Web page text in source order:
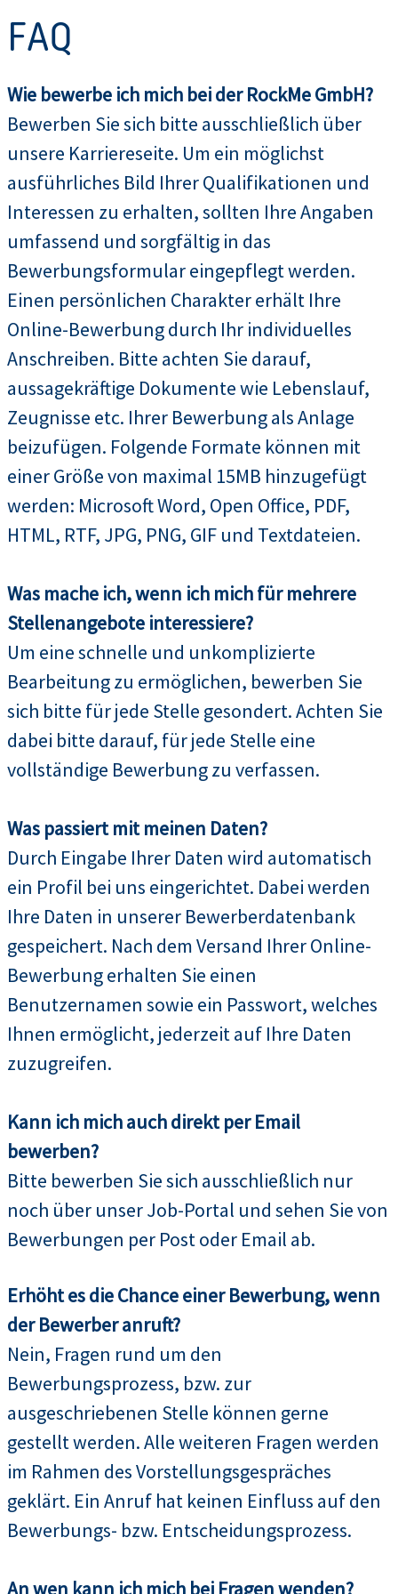
FAQ
Wie bewerbe ich mich bei der RockMe GmbH?
Bewerben Sie sich bitte ausschließlich über
unsere Karriereseite. Um ein möglichst
ausführliches Bild Ihrer Qualifikationen und
Interessen zu erhalten, sollten Ihre Angaben
umfassend und sorgfältig in das
Bewerbungsformular eingepflegt werden.
Einen persönlichen Charakter erhält Ihre
Online-Bewerbung durch Ihr individuelles
Anschreiben. Bitte achten Sie darauf,
aussagekräftige Dokumente wie Lebenslauf,
Zeugnisse etc. Ihrer Bewerbung als Anlage
beizufügen. Folgende Formate können mit
einer Größe von maximal 15MB hinzugefügt
werden: Microsoft Word, Open Office, PDF,
HTML, RTF, JPG, PNG, GIF und Textdateien.
Was mache ich, wenn ich mich für mehrere
Stellenangebote interessiere?
Um eine schnelle und unkomplizierte
Bearbeitung zu ermöglichen, bewerben Sie
sich bitte für jede Stelle gesondert. Achten Sie
dabei bitte darauf, für jede Stelle eine
vollständige Bewerbung zu verfassen.
Was passiert mit meinen Daten?
Durch Eingabe Ihrer Daten wird automatisch
ein Profil bei uns eingerichtet. Dabei werden
Ihre Daten in unserer Bewerberdatenbank
gespeichert. Nach dem Versand Ihrer Online-
Bewerbung erhalten Sie einen
Benutzernamen sowie ein Passwort, welches
Ihnen ermöglicht, jederzeit auf Ihre Daten
zuzugreifen.
Kann ich mich auch direkt per Email
bewerben?
Bitte bewerben Sie sich ausschließlich nur
noch über unser Job-Portal und sehen Sie von
Bewerbungen per Post oder Email ab.
Erhöht es die Chance einer Bewerbung, wenn
der Bewerber anruft?
Nein, Fragen rund um den
Bewerbungsprozess, bzw. zur
ausgeschriebenen Stelle können gerne
gestellt werden. Alle weiteren Fragen werden
im Rahmen des Vorstellungsgespräches
geklärt. Ein Anruf hat keinen Einfluss auf den
Bewerbungs- bzw. Entscheidungsprozess.
An wen kann ich mich bei Fragen wenden?